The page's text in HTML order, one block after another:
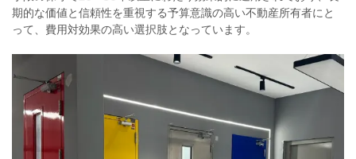
期的な価値と信頼性を重視する予算意識の高い不動産所有者にと
って、費用対効果の高い選択肢となっています。